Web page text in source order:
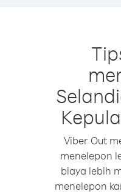
Viber Out
menelepon
biaya lebih
menelepon